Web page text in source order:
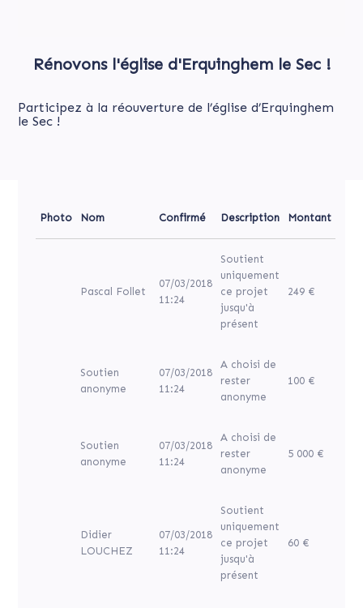
Rénovons l'église d'Erquinghem le Sec !
Participez à la réouverture de l’église d’Erquinghem
le Sec !
Photo Nom Confirmé Description Montant
Pascal Follet
07/03/2018
11:24
Soutient
uniquement
ce projet
jusqu'à
présent
249 €
Soutien
anonyme
07/03/2018
11:24
A choisi de
rester
anonyme
100 €
Soutien
anonyme
07/03/2018
11:24
A choisi de
rester
anonyme
5 000 €
Didier
LOUCHEZ
07/03/2018
11:24
Soutient
uniquement
ce projet
jusqu'à
présent
60 €